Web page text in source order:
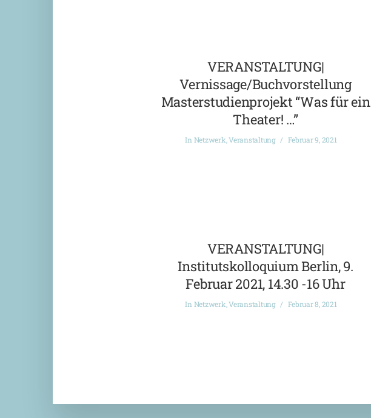
VERANSTALTUNG|
Vernissage/Buchvorstellung
Masterstudienprojekt “Was für ein
Theater! …”
In Netzwerk,Veranstaltung Februar 9, 2021
VERANSTALTUNG|
Institutskolloquium Berlin, 9.
Februar 2021, 14.30 -16 Uhr
In Netzwerk,Veranstaltung Februar 8, 2021